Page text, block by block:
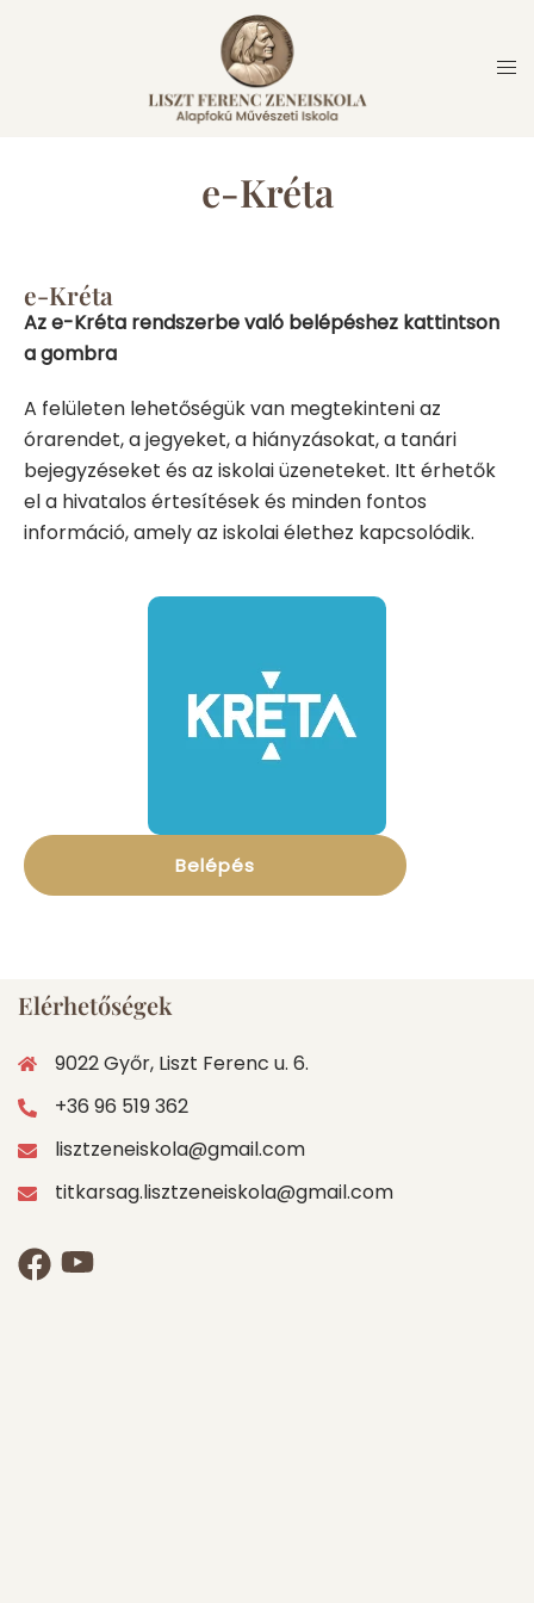
e-Kréta
e-Kréta
Az e-Kréta rendszerbe való belépéshez kattintson
a gombra
A felületen lehetőségük van megtekinteni az
órarendet, a jegyeket, a hiányzásokat, a tanári
bejegyzéseket és az iskolai üzeneteket. Itt érhetők
el a hivatalos értesítések és minden fontos
információ, amely az iskolai élethez kapcsolódik.
Belépés
Elérhetőségek
9022 Győr, Liszt Ferenc u. 6.
+36 96 519 362
lisztzeneiskola@gmail.com
titkarsag.lisztzeneiskola@gmail.com